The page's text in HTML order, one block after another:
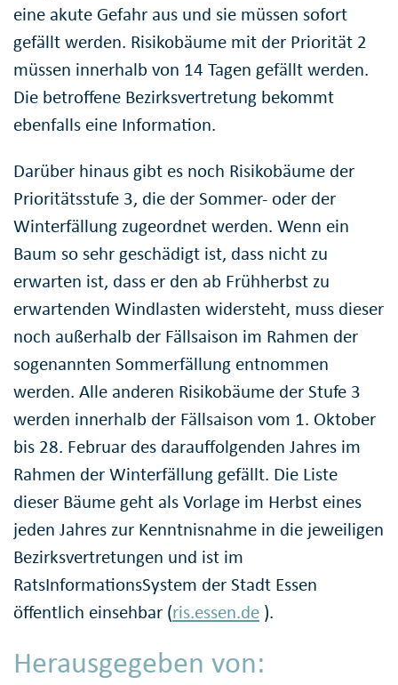
eine akute Gefahr aus und sie müssen sofort
gefällt werden. Risikobäume mit der Priorität 2
müssen innerhalb von 14 Tagen gefällt werden.
Die betroffene Bezirksvertretung bekommt
ebenfalls eine Information.
Darüber hinaus gibt es noch Risikobäume der
Prioritätsstufe 3, die der Sommer- oder der
Winterfällung zugeordnet werden. Wenn ein
Baum so sehr geschädigt ist, dass nicht zu
erwarten ist, dass er den ab Frühherbst zu
erwartenden Windlasten widersteht, muss dieser
noch außerhalb der Fällsaison im Rahmen der
sogenannten Sommerfällung entnommen
werden. Alle anderen Risikobäume der Stufe 3
werden innerhalb der Fällsaison vom 1. Oktober
bis 28. Februar des darauffolgenden Jahres im
Rahmen der Winterfällung gefällt. Die Liste
dieser Bäume geht als Vorlage im Herbst eines
jeden Jahres zur Kenntnisnahme in die jeweiligen
Bezirksvertretungen und ist im
RatsInformationsSystem der Stadt Essen
öffentlich einsehbar (ris.essen.de ).
Herausgegeben von: